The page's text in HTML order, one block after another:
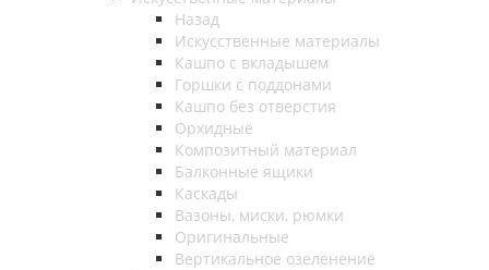
Назад
Искусственные материалы
Кашпо с вкладышем
Горшки с поддонами
Кашпо без отверстия
Орхидные
Композитный материал
Балконные ящики
Каскады
Вазоны, миски, рюмки
Оригинальные
Вертикальное озеленение